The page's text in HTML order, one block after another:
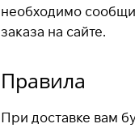
необходимо
заказа на сайте.
Правила
При доставке вам